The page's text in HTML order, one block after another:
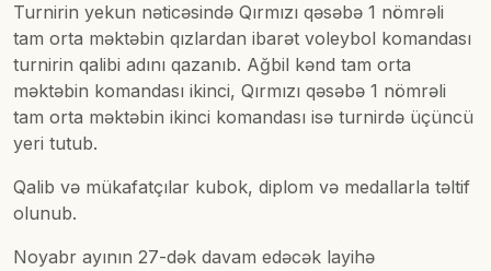
Turnirin yekun nəticəsində Qırmızı qəsəbə 1 nömrəli
tam orta məktəbin qızlardan ibarət voleybol komandası
turnirin qalibi adını qazanıb. Ağbil kənd tam orta
məktəbin komandası ikinci, Qırmızı qəsəbə 1 nömrəli
tam orta məktəbin ikinci komandası isə turnirdə üçüncü
yeri tutub.
Qalib və mükafatçılar kubok, diplom və medallarla təltif
olunub.
Noyabr ayının 27-dək davam edəcək layihə